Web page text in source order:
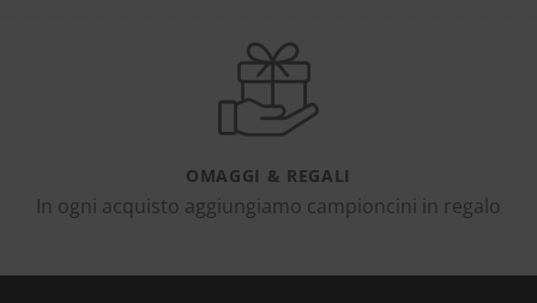
OMAGGI & REGALI
In ogni acquisto aggiungiamo campioncini in regalo